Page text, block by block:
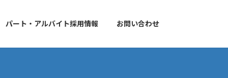
パート・アルバイト採用情報 お問い合わせ